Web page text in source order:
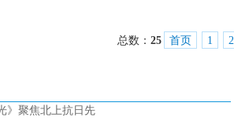
总数： 25 首页 1 2